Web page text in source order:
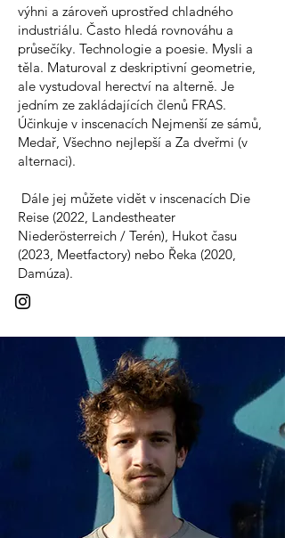
výhni a zároveň uprostřed chladného
industriálu. Často hledá rovnováhu a
průsečíky. Technologie a poesie. Mysli a
těla. Maturoval z deskriptivní geometrie,
ale vystudoval herectví na alterně. Je
jedním ze zakládajících členů FRAS.
Účinkuje v inscenacích Nejmenší ze sámů,
Medař, Všechno nejlepší a Za dveřmi (v
alternaci).
Dále jej můžete vidět v inscenacích Die
Reise (2022, Landestheater
Niederösterreich / Terén), Hukot času
(2023, Meetfactory) nebo Řeka (2020,
Damúza).